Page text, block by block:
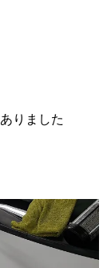
りました